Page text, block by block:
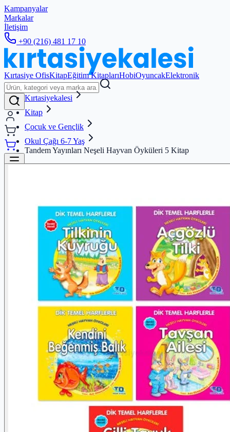
Kampanyalar
Markalar
İletişim
+90 (216) 481 17 10
Kırtasiye OfisKitapEğitim KitaplarıHobiOyuncakElektronik
Kırtasiyekalesi
Kitap
Çocuk ve Gençlik
Okul Çağı 6-7 Yaş
Tandem Yayınları Neşeli Hayvan Öyküleri 5 Kitap